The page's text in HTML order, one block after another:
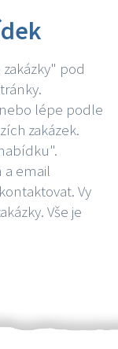
pod
lépe podle
zakázek.
a email
Vy
Vše je